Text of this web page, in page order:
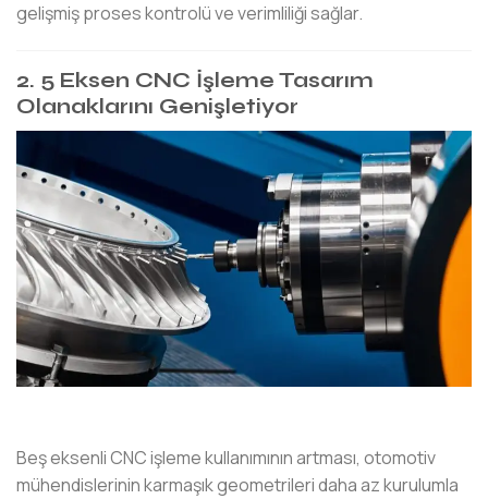
gelişmiş proses kontrolü ve verimliliği sağlar.
2. 5 Eksen CNC İşleme Tasarım
Olanaklarını Genişletiyor
Beş eksenli CNC işleme kullanımının artması, otomotiv
mühendislerinin karmaşık geometrileri daha az kurulumla